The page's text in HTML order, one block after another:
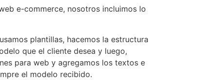
e-commerce, nosotros incluimos lo
plantillas, hacemos la estructura
que el cliente desea y luego,
para web y agregamos los textos e
el modelo recibido.